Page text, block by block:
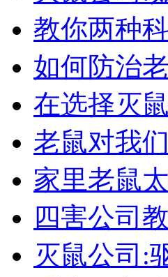
教你两种
如何防治
在选择灭
老鼠对我
家里老鼠
四害公司
灭鼠公司: